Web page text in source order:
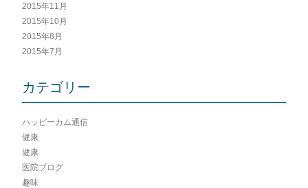
2015年11月
2015年10月
2015年8月
2015年7月
カテゴリー
ハッピーカム通信
健康
健康
医院ブログ
趣味